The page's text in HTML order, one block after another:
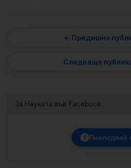
За Науката във Facebook
f Последвай